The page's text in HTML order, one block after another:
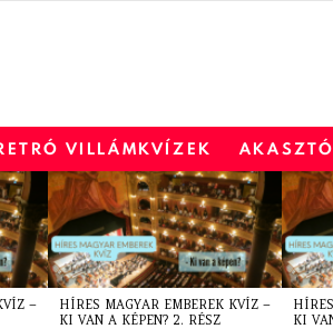
VILLÁMKVÍZEK
–
HÍRES MAGYAR EMBEREK KVÍZ –
KI VAN A KÉPEN? 2. RÉSZ
KI